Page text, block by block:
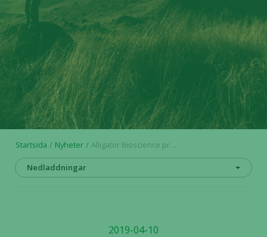
Startsida Nyheter Alligator Bioscience presenterar nya prekliniska data för ATOR-1015 på PEGS i Boston
Nedladdningar
2019-04-10